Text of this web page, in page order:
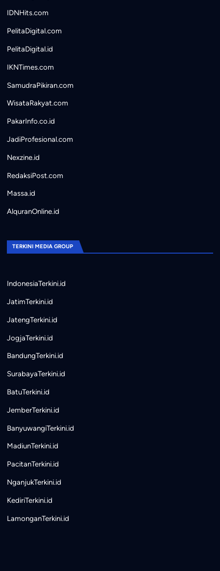
IDNHits.com
PelitaDigital.com
PelitaDigital.id
IKNTimes.com
SamudraPikiran.com
WisataRakyat.com
PakarInfo.co.id
JadiProfesional.com
Nexzine.id
RedaksiPost.com
Massa.id
AlquranOnline.id
TERKINI MEDIA GROUP
IndonesiaTerkini.id
JatimTerkini.id
JatengTerkini.id
JogjaTerkini.id
BandungTerkini.id
SurabayaTerkini.id
BatuTerkini.id
JemberTerkini.id
BanyuwangiTerkini.id
MadiunTerkini.id
PacitanTerkini.id
NganjukTerkini.id
KediriTerkini.id
LamonganTerkini.id